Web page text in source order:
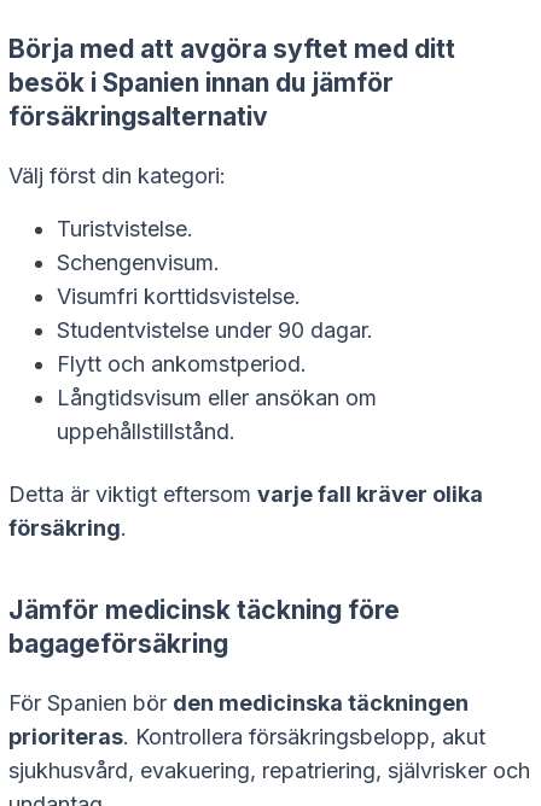
Börja med att avgöra syftet med ditt
besök i Spanien innan du jämför
försäkringsalternativ
Välj först din kategori:
Turistvistelse.
Schengenvisum.
Visumfri korttidsvistelse.
Studentvistelse under 90 dagar.
Flytt och ankomstperiod.
Långtidsvisum eller ansökan om
uppehållstillstånd.
Detta är viktigt eftersom varje fall kräver olika
försäkring.
Jämför medicinsk täckning före
bagageförsäkring
För Spanien bör den medicinska täckningen
prioriteras. Kontrollera försäkringsbelopp, akut
sjukhusvård, evakuering, repatriering, självrisker och